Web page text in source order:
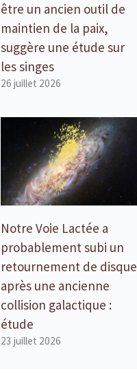
être un ancien outil de
maintien de la paix,
suggère une étude sur
les singes
26 juillet 2026
Notre Voie Lactée a
probablement subi un
retournement de disque
après une ancienne
collision galactique :
étude
23 juillet 2026